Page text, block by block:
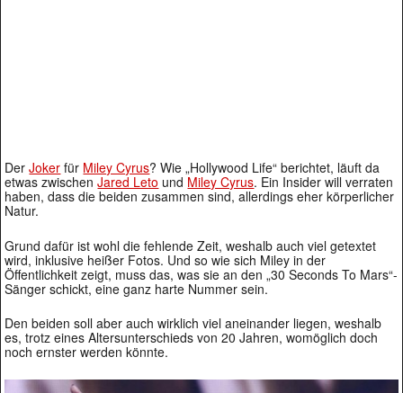
DerJoker für Miley Cyrus? Wie „Hollywood Life“ berichtet, läuft da
etwas zwischenJared Leto und Miley Cyrus. Ein Insider will verraten
haben, dass die beiden zusammen sind, allerdings eher körperlicher
Natur.
Grund dafür ist wohl die fehlende Zeit, weshalb auch viel getextet
wird, inklusive heißer Fotos. Und so wie sich Miley in der
Öffentlichkeit zeigt, muss das, was sie an den „30 Seconds To Mars“-
Sänger schickt, eine ganz harte Nummer sein.
Den beiden soll aber auch wirklich viel aneinander liegen, weshalb
es, trotz eines Altersunterschieds von 20 Jahren, womöglich doch
noch ernster werden könnte.